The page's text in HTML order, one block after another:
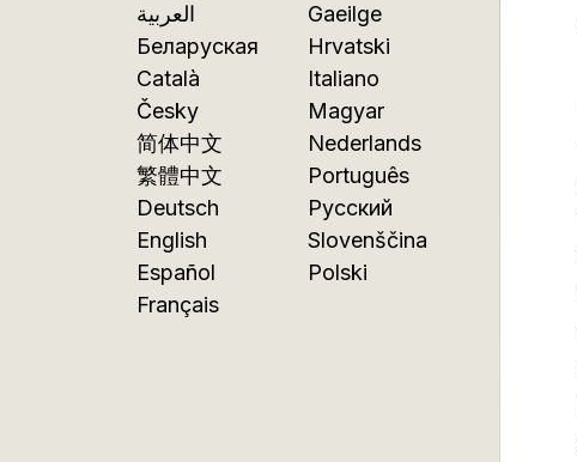
العربية
Беларуская
Català
Česky
简体中文
繁體中文
Deutsch
English
Español
Français
Gaeilge
Hrvatski
Italiano
Magyar
Nederlands
Português
Русский
Slovenščina
Polski